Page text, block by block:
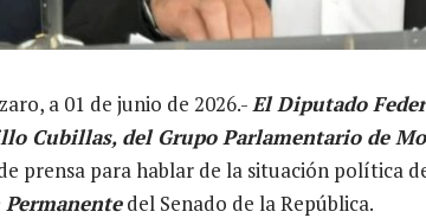
a 01 de junio de 2026.-El Diputado
Cubillas, del Grupo Parlamentario de
prensa para hablar de la situación política
del Senado de la República.